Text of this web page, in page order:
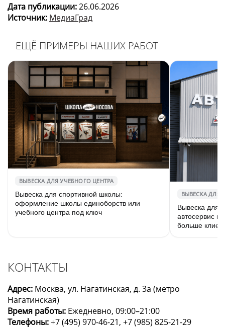
Дата публикации:26.06.2026
Источник: МедиаГрад
ЕЩЁ ПРИМЕРЫ НАШИХ РАБОТ
ВЫВЕСКА ДЛЯ УЧЕБНОГО ЦЕНТРА
Вывеска для спортивной школы:
оформление школы единоборств или
учебного центра под ключ
ВЫВЕСКА ДЛЯ
Вывеска для
автосервис
больше
КОНТАКТЫ
Адрес: Москва, ул. Нагатинская, д. 3а (метро
Нагатинская)
Время работы: Ежедневно, 09:00–21:00
Телефоны:+7 (495) 970-46-21, +7 (985) 825-21-29